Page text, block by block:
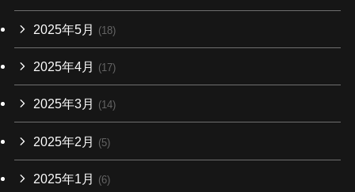
2025年5月 (18)
2025年4月 (17)
2025年3月 (14)
2025年2月 (5)
2025年1月 (6)